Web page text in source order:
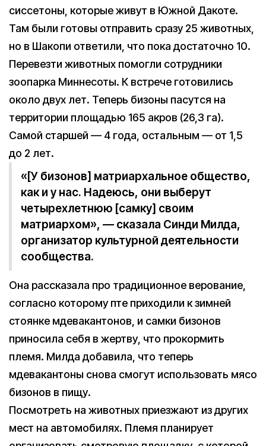
сиссетоны, которые живут в Южной Дакоте.
Там были готовы отправить сразу 25 животных,
но в Шакопи ответили, что пока достаточно 10.
Перевезти животных помогли сотрудники
зоопарка Миннесоты. К встрече готовились
около двух лет. Теперь бизоны пасутся на
территории площадью 165 акров (26,3 га).
Самой старшей — 4 года, остальным — от 1,5
до 2 лет.
«[У бизонов] матриархальное общество,
как и у нас. Надеюсь, они выберут
четырехлетнюю [самку] своим
матриархом», — сказала Синди Милда,
организатор культурной деятельности
сообщества.
Она рассказала про традиционное верование,
согласно которому пте приходили к зимней
стоянке мдевакантонов, и самки бизонов
приносила себя в жертву, что прокормить
племя. Милда добавила, что теперь
мдевакантоны снова смогут использовать мясо
бизонов в пищу.
Посмотреть на животных приезжают из других
мест на автомобилях. Племя планирует